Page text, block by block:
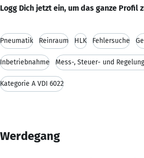
Logg Dich jetzt ein, um das ganze Profil
Pneumatik Reinraum HLK Fehlersuche
Inbetriebnahme Mess-, Steuer- und
Kategorie A VDI 6022
Werdegang